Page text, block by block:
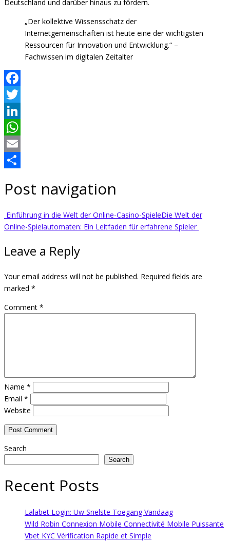
Deutschland und darüber hinaus zu fördern.
„Der kollektive Wissensschatz der
Internetgemeinschaften ist heute eine der wichtigsten
Ressourcen für Innovation und Entwicklung.“ –
Fachwissen im digitalen Zeitalter
Facebook
Twitter
LinkedIn
WhatsApp
Email
Post navigation
Einführung in die Welt der Online-Casino-SpieleDie Welt der
Online-Spielautomaten: Ein Leitfaden für erfahrene Spieler
Leave a Reply
Your email address will not be published. Required fields are
marked *
Comment *
Name *
Email *
Website
Search
Search
Recent Posts
Lalabet Login: Uw Snelste Toegang Vandaag
Wild Robin Connexion Mobile Connectivité Mobile Puissante
Vbet KYC Vérification Rapide et Simple